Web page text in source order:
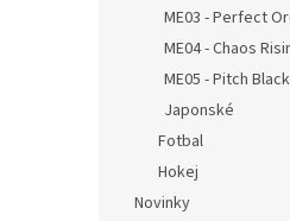
ME03 - Perfect
ME04 - Chaos
ME05 - Pitch Black
Japonské
Fotbal
Hokej
Novinky